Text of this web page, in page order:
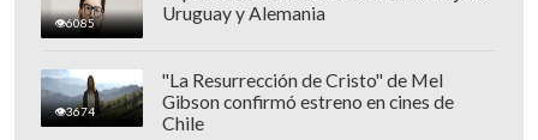
6085
Uruguay y Alemania
3674
"La Resurrección de Cristo" de Mel
Gibson confirmó estreno en cines de
Chile